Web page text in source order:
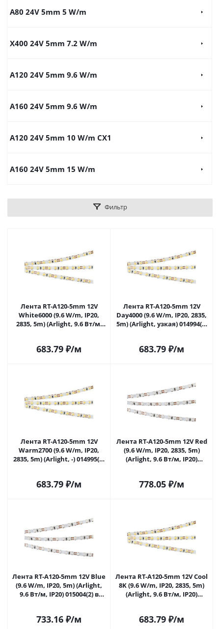
A80 24V 5mm 5 W/m
X400 24V 5mm 7.2 W/m
A120 24V 5mm 9.6 W/m
A160 24V 5mm 9.6 W/m
A120 24V 5mm 10 W/m CX1
A160 24V 5mm 15 W/m
Фильтр
Лента RT-A120-5mm 12V
White6000 (9.6 W/m, IP20,
2835, 5m) (Arlight, 9.6 Вт/м,
683.79 ₽/м
Лента RT-A120-5mm 12V
Day4000 (9.6 W/m, IP20, 2835,
5m) (Arlight, узкая) 014994(2)
683.79 ₽/м
Лента RT-A120-5mm 12V
Warm2700 (9.6 W/m, IP20,
2835, 5m) (Arlight, -) 014995(2)
683.79 ₽/м
Лента RT-A120-5mm 12V Red
(9.6 W/m, IP20, 2835, 5m)
(Arlight, 9.6 Вт/м, IP20)
778.05 ₽/м
Лента RT-A120-5mm 12V Blue
(9.6 W/m, IP20, 5m) (Arlight,
9.6 Вт/м, IP20) 015004(2) в
733.16 ₽/м
Лента RT-A120-5mm 12V Cool
8K (9.6 W/m, IP20, 2835, 5m)
(Arlight, 9.6 Вт/м, IP20)
683.79 ₽/м